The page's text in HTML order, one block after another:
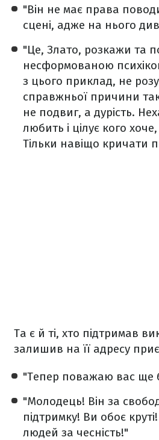
"Він не має права
сцені, адже на нього
"Це, Злато, розкажи та
несформованою
з цього приклад, не
справжньої причини
не подвиг, а дурість.
любить і цілує кого
Тільки навіщо кричати
Та є й ті, хто підтримав
залишив на її адресу
"Тепер поважаю вас ще
"Молодець! Він за
підтримку! Ви обоє
людей за чесність!"